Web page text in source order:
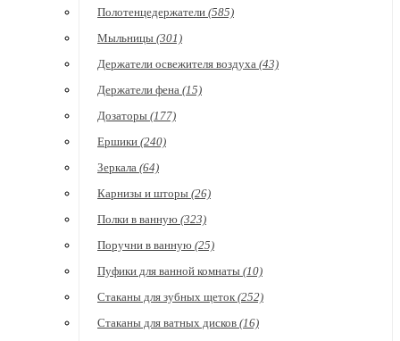
Полотенцедержатели (585)
Мыльницы (301)
Держатели освежителя воздуха (43)
Держатели фена (15)
Дозаторы (177)
Ершики (240)
Зеркала (64)
Карнизы и шторы (26)
Полки в ванную (323)
Поручни в ванную (25)
Пуфики для ванной комнаты (10)
Стаканы для зубных щеток (252)
Стаканы для ватных дисков (16)